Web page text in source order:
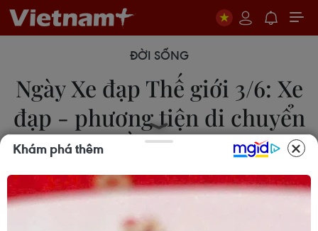
ĐỜI SỐNG
Ngày Xe đạp Thế giới 3/6: Xe
đạp - phương tiện di chuyển
bền vững
03/06/2025 00:22
Nhằm khuyến khích việc sử dụng xe đạp để cải
Khám phá thêm